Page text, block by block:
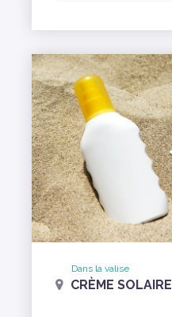
Dans la valise
CRÈME SOLAIRE